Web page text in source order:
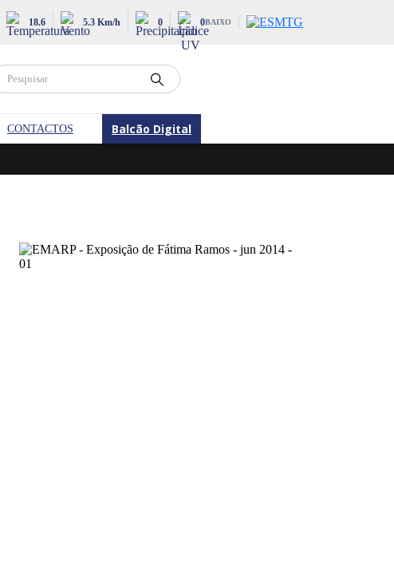
18.6 5.3 Km/h 0 0BAIXO
CONTACTOS Balcão Digital